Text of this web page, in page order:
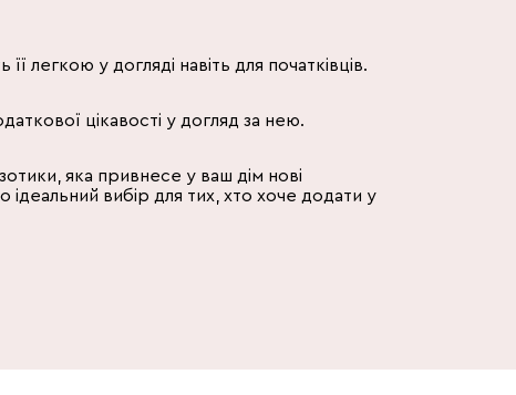
легкою у догляді навіть для початківців.
цікавості у догляд за нею.
яка привнесе у ваш дім нові
вибір для тих, хто хоче додати у